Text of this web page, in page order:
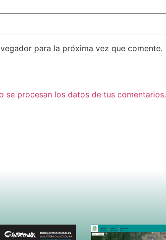
para la próxima vez que comente.
se procesan los datos de tus comentarios.